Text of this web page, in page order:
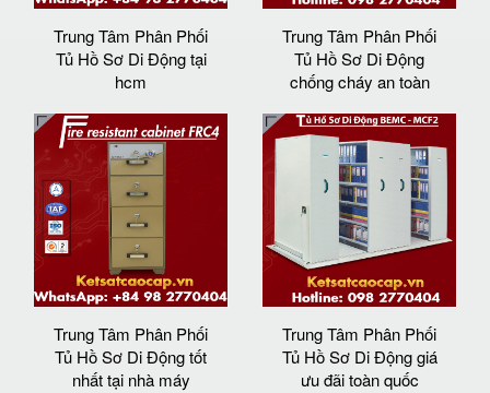
Trung Tâm Phân Phối
Tủ Hồ Sơ Di Động tại
hcm
Trung Tâm Phân Phối
Tủ Hồ Sơ Di Động
chống cháy an toàn
Trung Tâm Phân Phối
Tủ Hồ Sơ Di Động tốt
nhất tại nhà máy
Trung Tâm Phân Phối
Tủ Hồ Sơ Di Động giá
ưu đãi toàn quốc